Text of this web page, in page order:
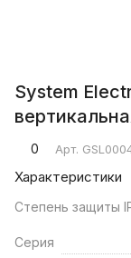
System
0 Арт.
Характеристики
Степень защиты
Серия